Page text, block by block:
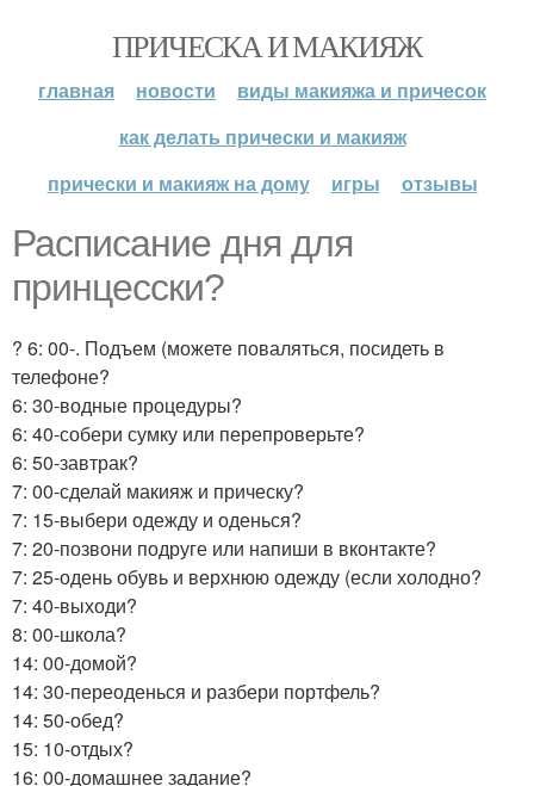
ПРИЧЕСКА И МАКИЯЖ
главная новости
виды макияжа и причесок
как делать прически и макияж
прически и макияж на дому
игры отзывы
Расписание дня для
принцесски?
? 6: 00-. Подъем (можете поваляться, посидеть в
телефоне?
6: 30-водные процедуры?
6: 40-собери сумку или перепроверьте?
6: 50-завтрак?
7: 00-сделай макияж и прическу?
7: 15-выбери одежду и оденься?
7: 20-позвони подруге или напиши в вконтакте?
7: 25-одень обувь и верхнюю одежду (если холодно?
7: 40-выходи?
8: 00-школа?
14: 00-домой?
14: 30-переоденься и разбери портфель?
14: 50-обед?
15: 10-отдых?
16: 00-домашнее задание?